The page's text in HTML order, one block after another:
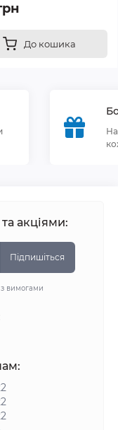
До кошика
акціями:
Підпишіться
з вимогами